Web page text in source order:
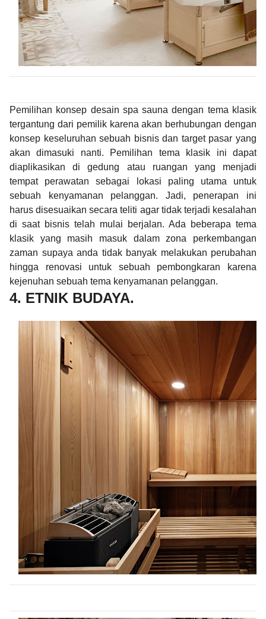
Pemilihan konsep desain spa sauna dengan tema klasik
tergantung dari pemilik karena akan berhubungan dengan
konsep keseluruhan sebuah bisnis dan target pasar yang
akan dimasuki nanti. Pemilihan tema klasik ini dapat
diaplikasikan di gedung atau ruangan yang menjadi
tempat perawatan sebagai lokasi paling utama untuk
sebuah kenyamanan pelanggan. Jadi, penerapan ini
harus disesuaikan secara teliti agar tidak terjadi kesalahan
di saat bisnis telah mulai berjalan. Ada beberapa tema
klasik yang masih masuk dalam zona perkembangan
zaman supaya anda tidak banyak melakukan perubahan
hingga renovasi untuk sebuah pembongkaran karena
kejenuhan sebuah tema kenyamanan pelanggan.
4. ETNIK BUDAYA.